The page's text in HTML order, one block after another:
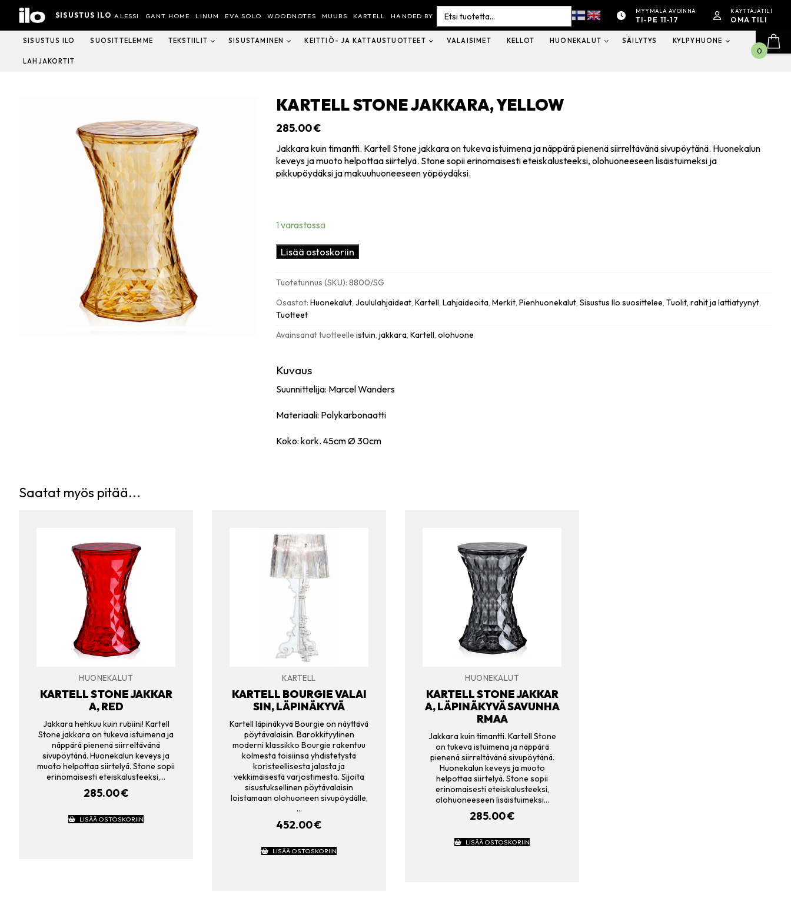
Hyppää
sisältöön
SISUSTUS ILO ALESSI GANT HOME LINUM EVA SOLO WOODNOTES MUUBS KARTELL HANDED BY
Search
for:
MYYMÄLÄ AVOINNA
TI-PE 11-17
KÄYTTÄJÄTILI
OMA TILI
SISUSTUS ILO SUOSITTELEMME TEKSTIILIT SISUSTAMINEN KEITTIÖ- JA KATTAUSTUOTTEET VALAISIMET KELLOT HUONEKALUT SÄILYTYS KYLPYHUONE
LAHJAKORTIT
KARTELL STONE JAKKARA, YELLOW
285.00€
Jakkara kuin timantti. Kartell Stone jakkara on tukeva istuimena ja näppärä pienenä siirreltävänä sivupöytänä. Huonekalun
keveys ja muoto helpottaa siirtelyä. Stone sopii erinomaisesti eteiskalusteeksi, olohuoneeseen lisäistuimeksi ja
pikkupöydäksi ja makuuhuoneeseen yöpöydäksi.
1 varastossa
Kartell
Stone
yellow
määrä
Lisää ostoskoriin
Tuotetunnus (SKU):8800/SG
Osastot:Huonekalut,Joululahjaideat,Kartell,Lahjaideoita,Merkit,Pienhuonekalut,Sisustus Ilo suosittelee,Tuolit, rahit ja lattiatyynyt,
Tuotteet
Avainsanat tuotteelleistuin,jakkara,Kartell,olohuone
Kuvaus
Suunnittelija: Marcel Wanders
Materiaali: Polykarbonaatti
Koko: kork. 45cm Ø 30cm
Saatat myös pitää...
HUONEKALUT
KARTELL STONE JAKKAR
A, RED
Jakkara hehkuu kuin rubiini! Kartell
Stone jakkara on tukeva istuimena ja
näppärä pienenä siirreltävänä
sivupöytänä. Huonekalun keveys ja
muoto helpottaa siirtelyä. Stone sopii
erinomaisesti eteiskalusteeksi,…
285.00€
LISÄÄ OSTOSKORIIN
KARTELL
KARTELL BOURGIE VALAI
SIN, LÄPINÄKYVÄ
Kartell läpinäkyvä Bourgie on näyttävä
pöytävalaisin. Barokkityylinen
moderni klassikko Bourgie rakentuu
kolmesta toisiinsa yhdistetystä
koristeellisesta jalasta ja
vekkimäisestä varjostimesta. Sijoita
sisustuksellinen pöytävalaisin
loistamaan olohuoneen sivupöydälle,
…
452.00€
LISÄÄ OSTOSKORIIN
HUONEKALUT
KARTELL STONE JAKKAR
A, LÄPINÄKYVÄ SAVUNHA
RMAA
Jakkara kuin timantti. Kartell Stone
on tukeva istuimena ja näppärä
pienenä siirreltävänä sivupöytänä.
Huonekalun keveys ja muoto
helpottaa siirtelyä. Stone sopii
erinomaisesti eteiskalusteeksi,
olohuoneeseen lisäistuimeksi…
285.00€
LISÄÄ OSTOSKORIIN
0